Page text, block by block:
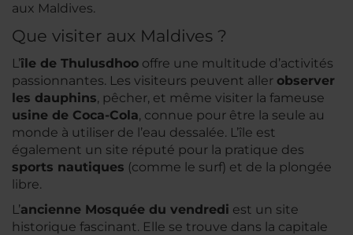
aux Maldives.
Que visiter aux Maldives ?
L’île de Thulusdhoo offre une multitude d’activités
passionnantes. Les visiteurs peuvent aller observer
les dauphins, pêcher, et même visiter la fameuse
usine de Coca-Cola, connue pour être la seule au
monde à utiliser de l’eau dessalée. L’île est
également un site réputé pour la pratique des
sports nautiques (comme le surf) et de la plongée
libre.
L’ancienne Mosquée du vendredi est un site
historique fascinant. Elle se trouve dans la capitale